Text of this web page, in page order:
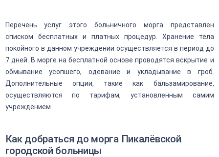
Перечень услуг этого больничного морга представлен
списком бесплатных и платных процедур. Хранение тела
покойного в данном учреждении осуществляется в период до
7 дней. В морге на бесплатной основе проводятся вскрытие и
обмывание усопшего, одевание и укладывание в гроб.
Дополнительные опции, такие как бальзамирование,
осуществляются по тарифам, установленным самим
учреждением.
Как добраться до морга Пикалёвской
городской больницы